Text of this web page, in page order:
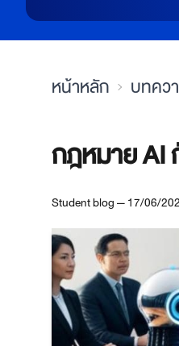
หน้าหลัก บทคว
กฎหมาย AI
Student blog — 17/06/